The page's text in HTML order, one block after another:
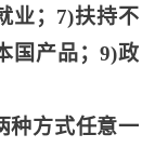
业；7)扶持不
国产品；9)政
种方式任意一